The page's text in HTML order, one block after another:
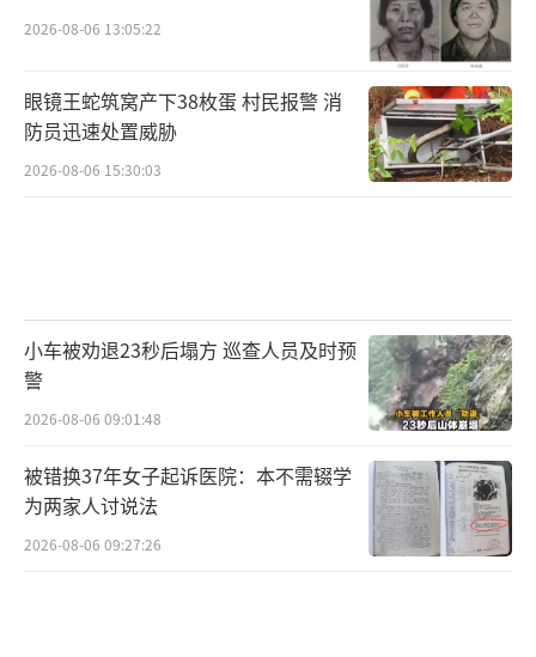
2026-08-06 13:05:22
眼镜王蛇筑窝产下38枚蛋 村民报警 消
防员迅速处置威胁
2026-08-06 15:30:03
小车被劝退23秒后塌方 巡查人员及时预
警
2026-08-06 09:01:48
被错换37年女子起诉医院：本不需辍学
为两家人讨说法
2026-08-06 09:27:26